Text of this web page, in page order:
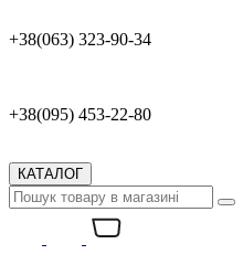
+38(063) 323-90-34
+38(095) 453-22-80
КАТАЛОГ